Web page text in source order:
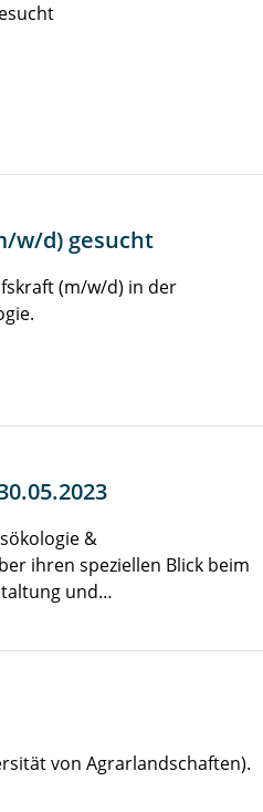
w/d) gesucht
(m/w/d) in der
&
ihren speziellen Blick beim
und…
von Agrarlandschaften).